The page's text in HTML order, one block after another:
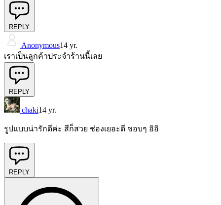
REPLY
Anonymous14 yr.
เราเป็นลูกค้าประจำร้านนี้เลย
REPLY
chaki14 yr.
รูปแบบน่ารักดีค่ะ สีก็สวย ช่องเยอะดี ชอบๆ อิอิ
REPLY